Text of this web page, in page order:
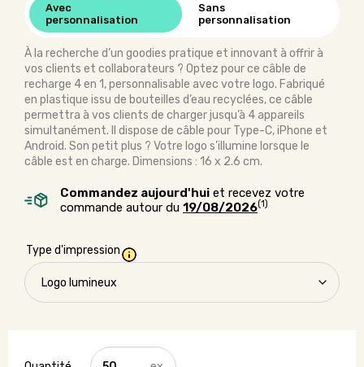
Avec
personnalisation
Sans
personnalisation
À la recherche d’un goodies pratique et innovant à offrir à
vos clients et collaborateurs ? Optez pour ce câble de
recharge 4 en 1, personnalisable avec votre logo. Fabriqué
en plastique issu de bouteilles d’eau recyclées, ce câble
permettra à vos clients de charger jusqu’à 4 appareils
simultanément. Il dispose de câble pour Type-C, iPhone et
Android. Son petit plus ? Votre logo s’illumine lorsque le
câble est en charge. Dimensions : 16 x 2.6 cm.
Commandez aujourd'hui et recevez votre
commande autour du 19/08/2026(1)
Type d'impression
quantité